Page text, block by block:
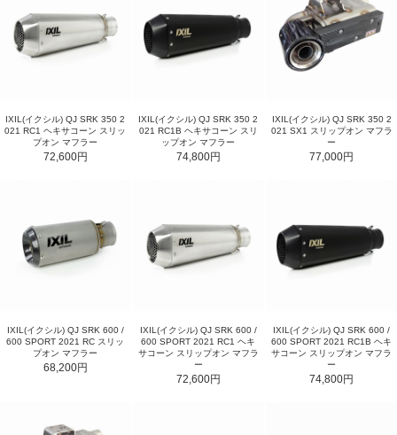
IXIL(イクシル) QJ SRK 350 2
021 RC1 ヘキサコーン スリッ
プオン マフラー
72,600円
IXIL(イクシル) QJ SRK 350 2
021 RC1B ヘキサコーン スリ
ップオン マフラー
74,800円
IXIL(イクシル) QJ SRK 350 2
021 SX1 スリップオン マフラ
ー
77,000円
IXIL(イクシル) QJ SRK 600 /
600 SPORT 2021 RC スリッ
プオン マフラー
68,200円
IXIL(イクシル) QJ SRK 600 /
600 SPORT 2021 RC1 ヘキ
サコーン スリップオン マフラ
ー
72,600円
IXIL(イクシル) QJ SRK 600 /
600 SPORT 2021 RC1B ヘキ
サコーン スリップオン マフラ
ー
74,800円